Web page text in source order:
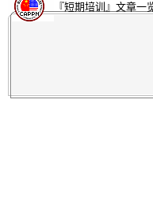
『短期培训』文章一